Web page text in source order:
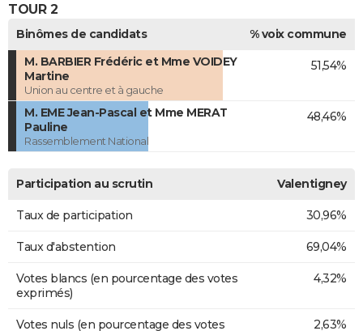
TOUR 2
Binômes de candidats
% voix commune
M. BARBIER Frédéric et Mme VOIDEY
Martine
Union au centre et à gauche
51,54%
M. EME Jean-Pascal et Mme MERAT
Pauline
Rassemblement National
48,46%
Participation au scrutin Valentigney
Taux de participation 30,96%
Taux d'abstention 69,04%
Votes blancs (en pourcentage des votes
exprimés)
4,32%
Votes nuls (en pourcentage des votes
2,63%